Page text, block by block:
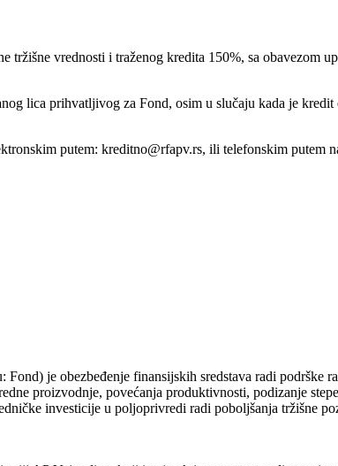
vrednosti i traženog kredita 150%, sa obavezom
lica prihvatljivog za Fond, osim u slučaju kada je kredit
putem: kreditno@rfapv.rs, ili telefonskim putem
je obezbeđenje finansijskih sredstava radi podrške
proizvodnje, povećanja produktivnosti, podizanje
investicije u poljoprivredi radi poboljšanja tržišne